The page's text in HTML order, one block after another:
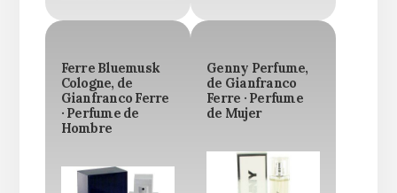
Ferre Bluemusk
Cologne, de
Gianfranco Ferre
· Perfume de
Hombre
Genny Perfume,
de Gianfranco
Ferre · Perfume
de Mujer